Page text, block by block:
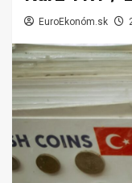
EuroEkonóm.sk